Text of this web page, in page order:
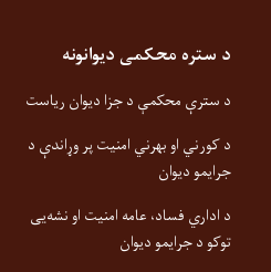
د ستره محکمی دیوانونه
د سترې محکمې د جزا دیوان ریاست
د کورني او بهرني امنیت پر وړاندې د
جرایمو دیوان
د اداري فساد، عامه امنیت او نشه‌یی
توکو د جرایمو دیوان